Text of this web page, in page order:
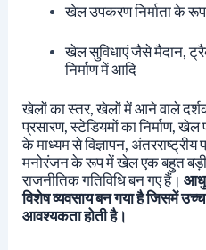
खेल उपकरण निर्माता के
खेल सुविधाएं जैसे मैदान,
निर्माण में आदि
खेलों का स्तर, खेलों में आने वाले
प्रसारण, स्टेडियमों का निर्माण,
के माध्यम से विज्ञापन,
मनोरंजन के रूप में खेल एक बहुत
राजनीतिक गतिविधि बन गए हैं।
विशेष व्यवसाय बन गया है जिसमें
आवश्यकता होती है।